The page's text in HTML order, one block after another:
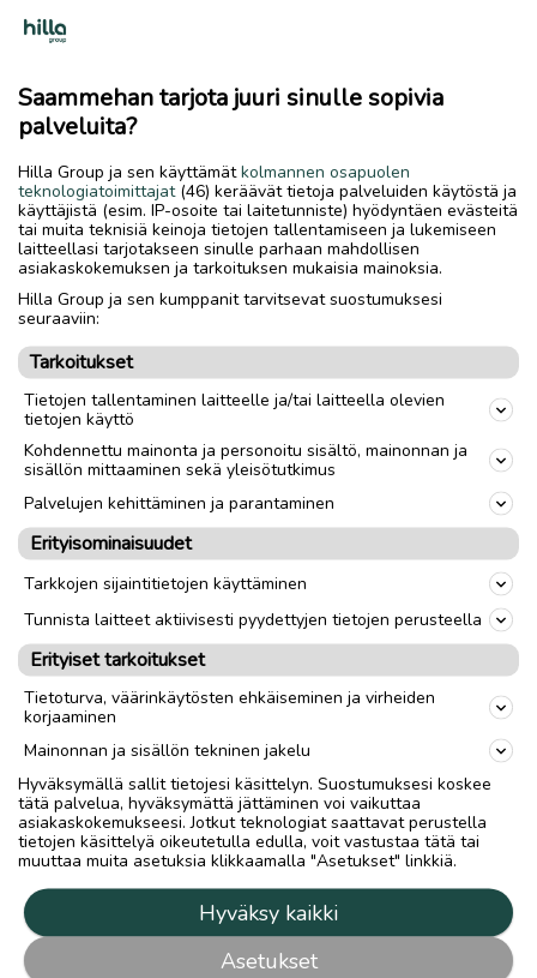
Saammehan tarjota juuri sinulle sopivia
palveluita?
Hilla Group ja sen käyttämätkolmannen osapuolen
teknologiatoimittajat(46) keräävät tietoja palveluiden käytöstä ja
käyttäjistä (esim. IP-osoite tai laitetunniste) hyödyntäen evästeitä
tai muita teknisiä keinoja tietojen tallentamiseen ja lukemiseen
laitteellasi tarjotakseen sinulle parhaan mahdollisen
asiakaskokemuksen ja tarkoituksen mukaisia mainoksia.
Hilla Group ja sen kumppanit tarvitsevat suostumuksesi
seuraaviin:
Tarkoitukset
Tietojen tallentaminen laitteelle ja/tai laitteella olevien
tietojen käyttö
Kohdennettu mainonta ja personoitu sisältö, mainonnan ja
sisällön mittaaminen sekä yleisötutkimus
Palvelujen kehittäminen ja parantaminen
Erityisominaisuudet
Tarkkojen sijaintitietojen käyttäminen
Tunnista laitteet aktiivisesti pyydettyjen tietojen perusteella
Erityiset tarkoitukset
Tietoturva, väärinkäytösten ehkäiseminen ja virheiden
korjaaminen
Mainonnan ja sisällön tekninen jakelu
Hyväksymällä sallit tietojesi käsittelyn. Suostumuksesi koskee
tätä palvelua, hyväksymättä jättäminen voi vaikuttaa
asiakaskokemukseesi. Jotkut teknologiat saattavat perustella
tietojen käsittelyä oikeutetulla edulla, voit vastustaa tätä tai
muuttaa muita asetuksia klikkaamalla "Asetukset" linkkiä.
Hyväksy kaikki
Asetukset